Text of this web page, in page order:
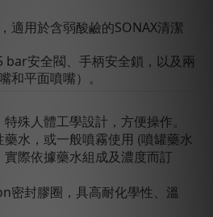
適用於含弱酸鹼的SONAX清潔
bar安全閥、手柄安全鎖，以及兩
和平面噴嘴）。
殊人體工學設計，方便操作。
水，或一般噴霧使用 (噴罐藥水
際依據藥水組成及濃度而訂
密封膠圈，具高耐化學性、溫